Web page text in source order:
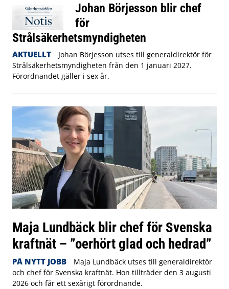
Johan Börjesson blir chef
för
Strålsäkerhetsmyndigheten
AKTUELLT
Johan Börjesson utses till generaldirektör för
Strålsäkerhetsmyndigheten från den 1 januari 2027.
Förordnandet gäller i sex år.
Maja Lundbäck blir chef för Svenska
kraftnät – ”oerhört glad och hedrad”
PÅ NYTT JOBB
Maja Lundbäck utses till generaldirektör
och chef för Svenska kraftnät. Hon tillträder den 3 augusti
2026 och får ett sexårigt förordnande.